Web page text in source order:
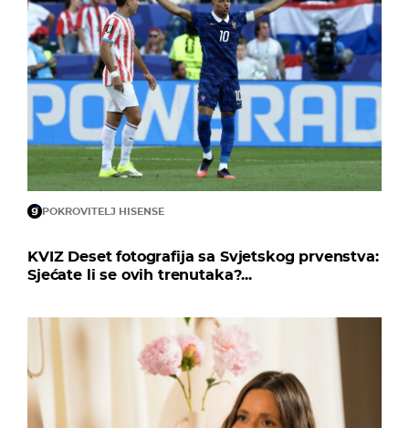
POKROVITELJ HISENSE
KVIZ Deset fotografija sa Svjetskog prvenstva:
Sjećate li se ovih trenutaka?...